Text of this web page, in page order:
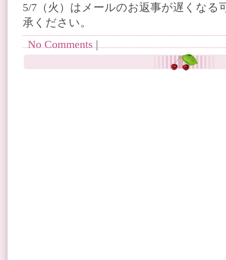
5/7（火）はメールのお返事が遅くなる
承ください。
No Comments|